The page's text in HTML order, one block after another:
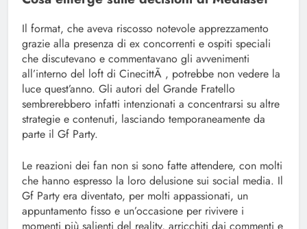
Il format, che aveva riscosso notevole apprezzamento
grazie alla presenza di ex concorrenti e ospiti speciali
che discutevano e commentavano gli avvenimenti
all’interno del loft di CinecittÃ , potrebbe non vedere la
luce quest’anno. Gli autori del Grande Fratello
sembrerebbero infatti intenzionati a concentrarsi su altre
strategie e contenuti, lasciando temporaneamente da
parte il Gf Party.
Le reazioni dei fan non si sono fatte attendere, con molti
che hanno espresso la loro delusione sui social media. Il
Gf Party era diventato, per molti appassionati, un
appuntamento fisso e un’occasione per rivivere i